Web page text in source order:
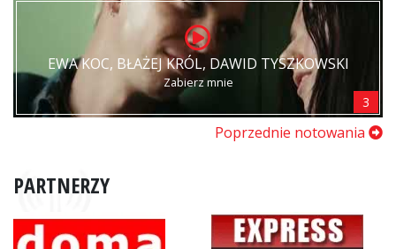
EWA KOC, BŁAŻEJ KRÓL, DAWID TYSZKOWSKI
Zabierz mnie
3
Poprzednie notowania
PARTNERZY